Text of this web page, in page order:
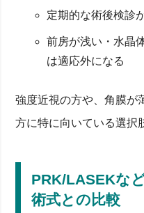
定期的な術後検診
前房が浅い・水晶
は適応外になる
強度近視の方や、角膜が
方に特に向いている選択
PRK/LASEKな
術式との比較